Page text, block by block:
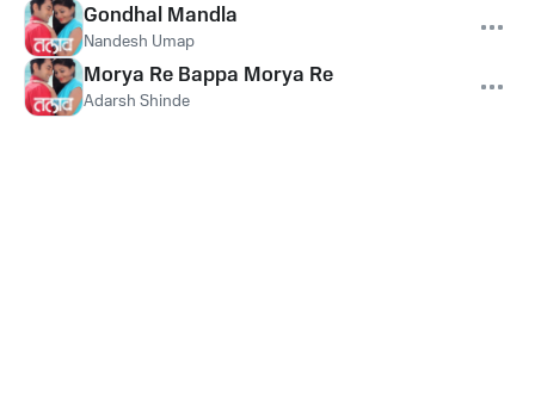
Gondhal Mandla
Nandesh Umap
Morya Re Bappa Morya Re
Adarsh Shinde